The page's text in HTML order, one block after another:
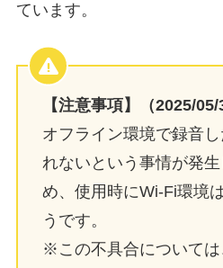
ています。
【注意事項】（2025/05/
オフライン環境で録音
れないという事情が発
め、使用時にWi-Fi環境
うです。
※この不具合について